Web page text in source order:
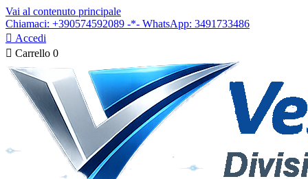
Vai al contenuto principale
Chiamaci: +390574592089 -*- WhatsApp: 3491733486
 Accedi
 Carrello 0